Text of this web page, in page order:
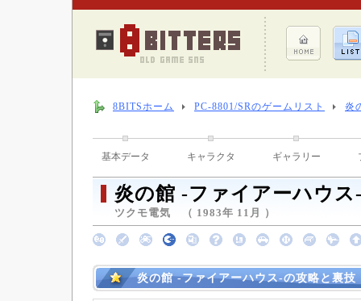
8BITSホーム PC-8801/SRのゲームリスト 炎
基本データ キャラクタ ギャラリー
炎の館 -ファイアーハウス
ツクモ電気 （ 1983年 11月 ）
炎の館 -ファイアーハウス-の攻略と裏技